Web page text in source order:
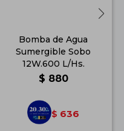
Bomba de Agua
Sumergible Sobo
12W.600 L/Hs.
$ 880
$ 636